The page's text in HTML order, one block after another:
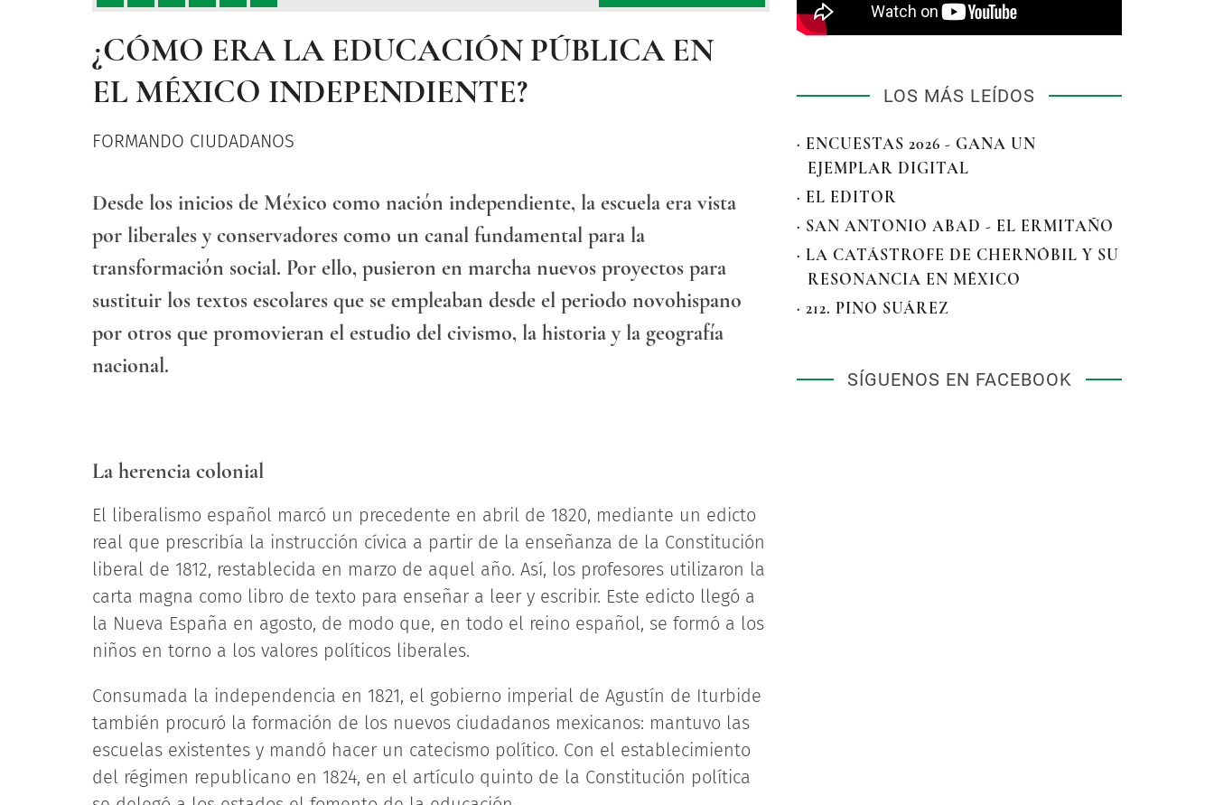
¿CÓMO ERA LA EDUCACIÓN PÚBLICA EN
EL MÉXICO INDEPENDIENTE?
FORMANDO CIUDADANOS
Desde los inicios de México como nación independiente, la escuela era vista
por liberales y conservadores como un canal fundamental para la
transformación social. Por ello, pusieron en marcha nuevos proyectos para
sustituir los textos escolares que se empleaban desde el periodo novohispano
por otros que promovieran el estudio del civismo, la historia y la geografía
nacional.
La herencia colonial
El liberalismo español marcó un precedente en abril de 1820, mediante un edicto
real que prescribía la instrucción cívica a partir de la enseñanza de la Constitución
liberal de 1812, restablecida en marzo de aquel año. Así, los profesores utilizaron la
carta magna como libro de texto para enseñar a leer y escribir. Este edicto llegó a
la Nueva España en agosto, de modo que, en todo el reino español, se formó a los
niños en torno a los valores políticos liberales.
Consumada la independencia en 1821, el gobierno imperial de Agustín de Iturbide
también procuró la formación de los nuevos ciudadanos mexicanos: mantuvo las
escuelas existentes y mandó hacer un catecismo político. Con el establecimiento
del régimen republicano en 1824, en el artículo quinto de la Constitución política
LOS MÁS LEÍDOS
· ENCUESTAS 2026 - GANA UN
EJEMPLAR DIGITAL
· EL EDITOR
· SAN ANTONIO ABAD - EL ERMITAÑO
· LA CATÁSTROFE DE CHERNÓBIL Y SU
RESONANCIA EN MÉXICO
· 212. PINO SUÁREZ
SÍGUENOS EN FACEBOOK